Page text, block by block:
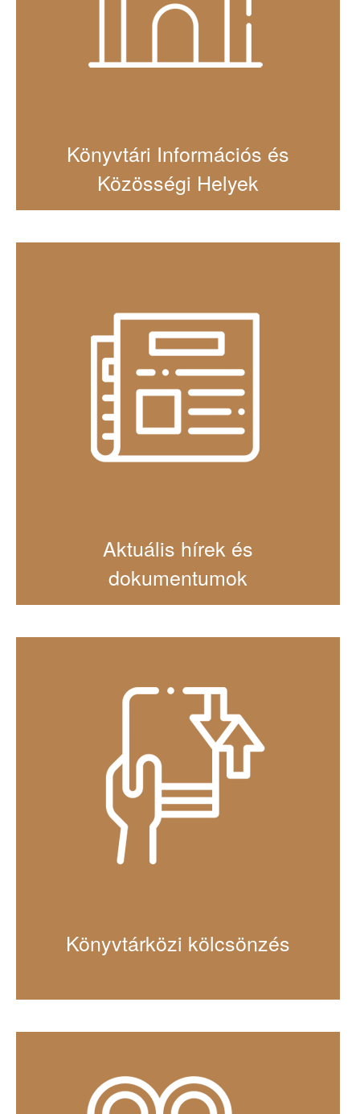
Könyvtári Információs és
Közösségi Helyek
Aktuális hírek és
dokumentumok
Könyvtárközi kölcsönzés